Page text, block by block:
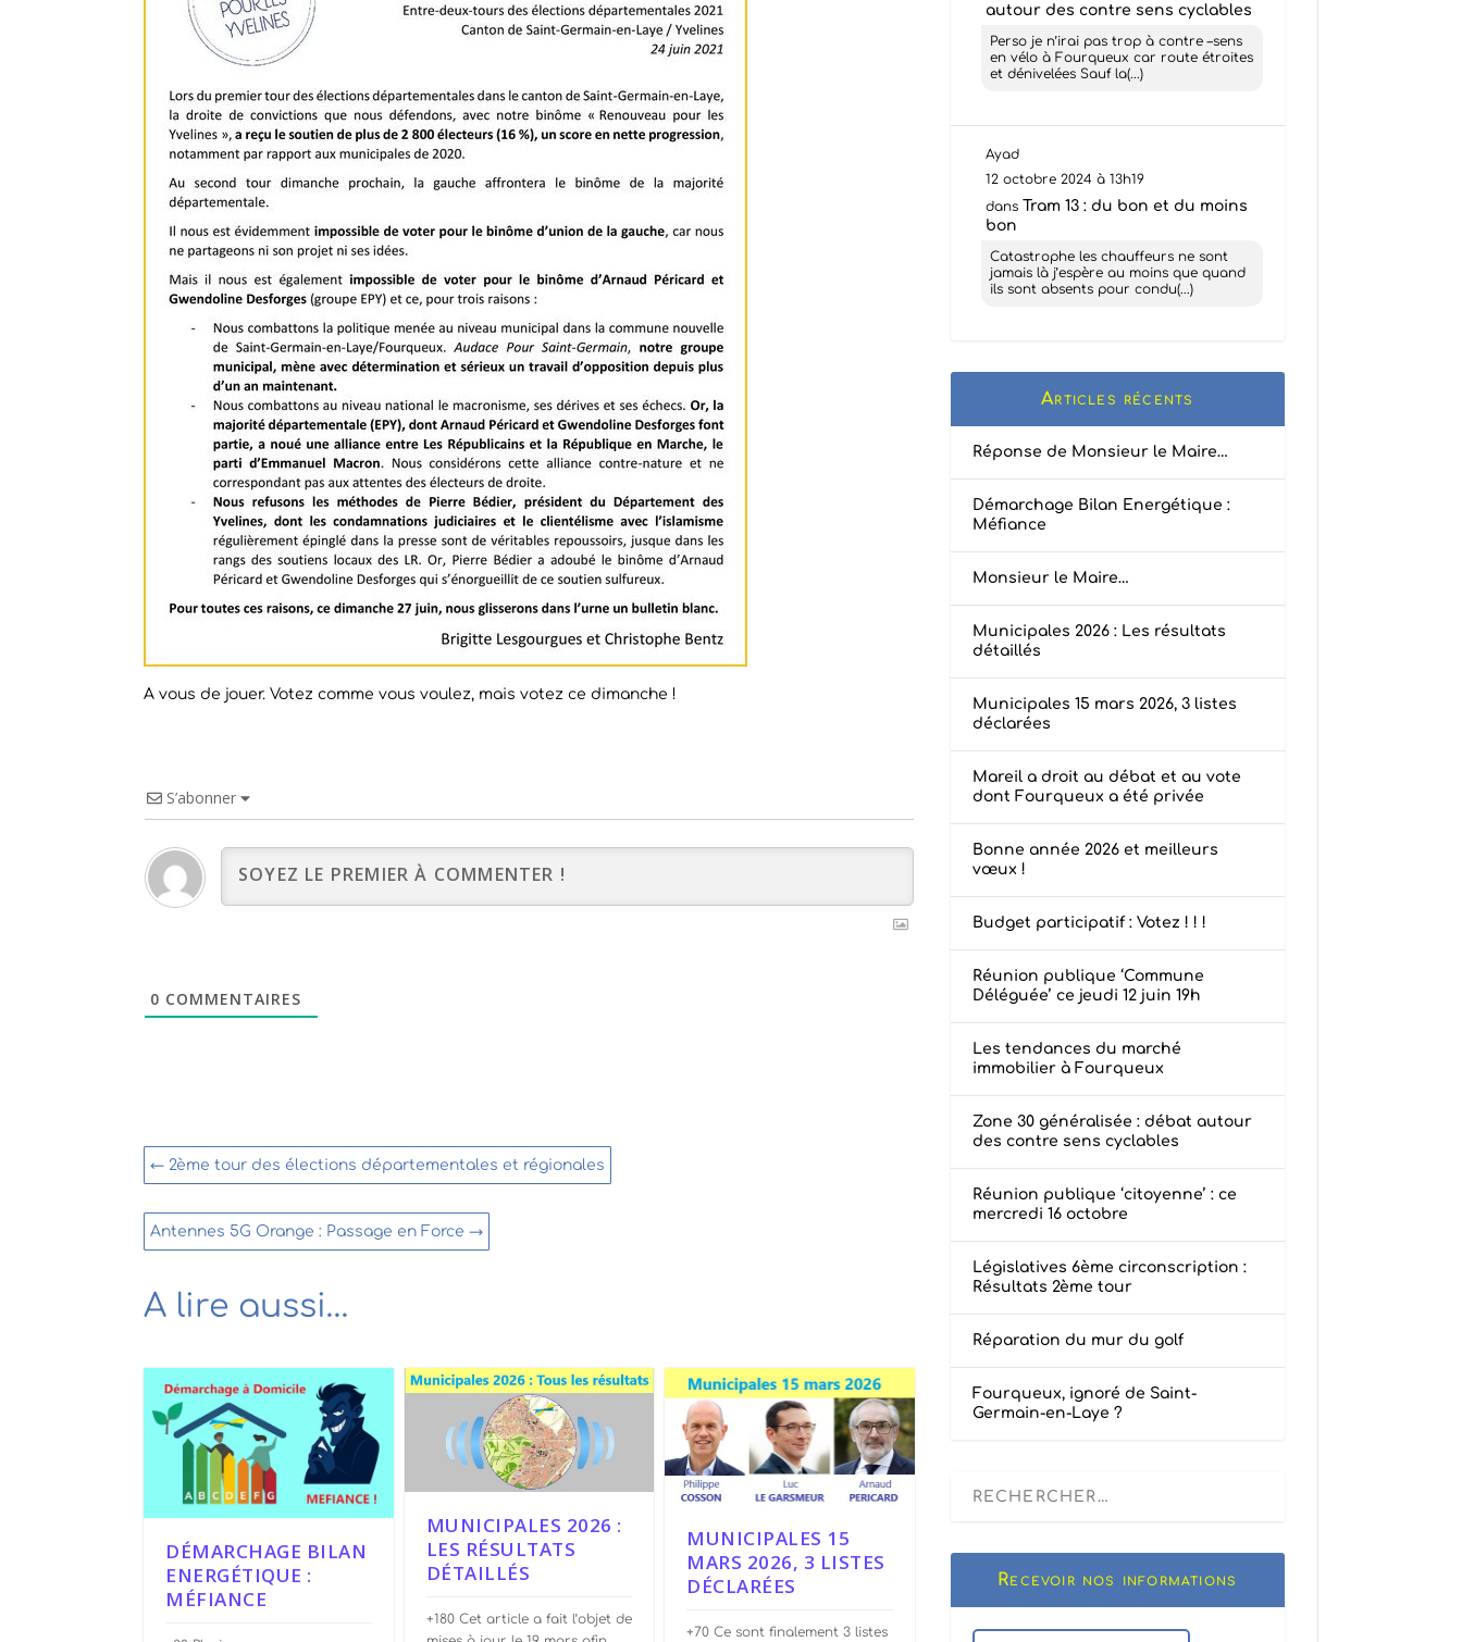
A vous de jouer. Votez comme vous voulez, mais votez ce dimanche !
S’abonner
0 COMMENTAIRES
← 2ème tour des élections départementales et régionales
Antennes 5G Orange : Passage en Force →
A lire aussi…
DÉMARCHAGE BILAN
ENERGÉTIQUE :
MÉFIANCE
MUNICIPALES 2026 :
LES RÉSULTATS
DÉTAILLÉS
+180 Cet article a fait l’objet de
MUNICIPALES 15
MARS 2026, 3 LISTES
DÉCLARÉES
+70 Ce sont finalement 3 listes
autour des contre sens cyclables
Perso je n’irai pas trop à contre –sens
en vélo à Fourqueux car route étroites
et dénivelées Sauf la(...)
Ayad
12 octobre 2024 à 13h19
dans Tram 13 : du bon et du moins
bon
Catastrophe les chauffeurs ne sont
jamais là j’espère au moins que quand
ils sont absents pour condu(...)
Articles récents
Réponse de Monsieur le Maire…
Démarchage Bilan Energétique :
Méfiance
Monsieur le Maire…
Municipales 2026 : Les résultats
détaillés
Municipales 15 mars 2026, 3 listes
déclarées
Mareil a droit au débat et au vote
dont Fourqueux a été privée
Bonne année 2026 et meilleurs
vœux !
Budget participatif : Votez ! ! !
Réunion publique ‘Commune
Déléguée’ ce jeudi 12 juin 19h
Les tendances du marché
immobilier à Fourqueux
Zone 30 généralisée : débat autour
des contre sens cyclables
Réunion publique ‘citoyenne’ : ce
mercredi 16 octobre
Législatives 6ème circonscription :
Résultats 2ème tour
Réparation du mur du golf
Fourqueux, ignoré de Saint-
Germain-en-Laye ?
Recevoir nos informations